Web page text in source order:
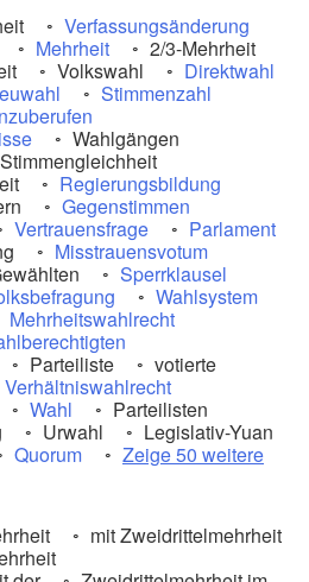
Verfassungsänderung
Mehrheit
2/3-Mehrheit
Volkswahl
Direktwahl
Stimmenzahl
Wahlgängen
Stimmengleichheit
Regierungsbildung
Gegenstimmen
Vertrauensfrage
Parlament
Misstrauensvotum
Sperrklausel
Wahlsystem
Mehrheitswahlrecht
Parteiliste
votierte
Verhältniswahlrecht
Wahl
Parteilisten
Urwahl
Legislativ-Yuan
Quorum
Zeige 50 weitere
mit Zweidrittelmehrheit